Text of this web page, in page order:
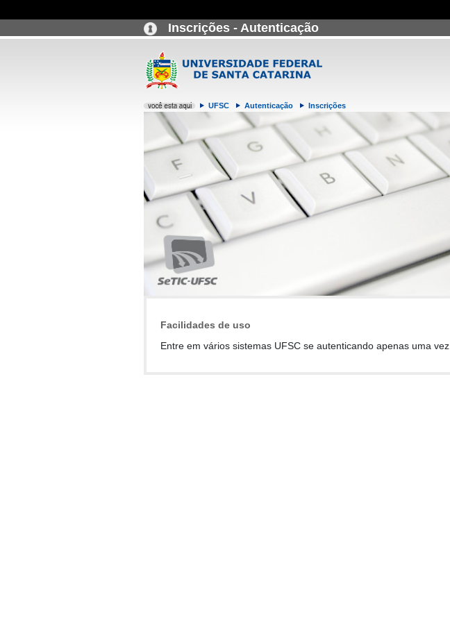
Inscrições - Autenticação
UFSC Autenticação Inscrições
Facilidades de uso
Entre em vários sistemas UFSC se autenticando apenas uma vez.